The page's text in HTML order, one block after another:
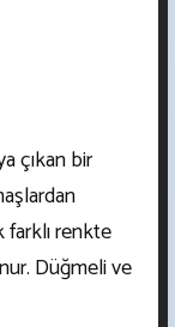
çıkan bir
farklı renkte
Düğmeli ve